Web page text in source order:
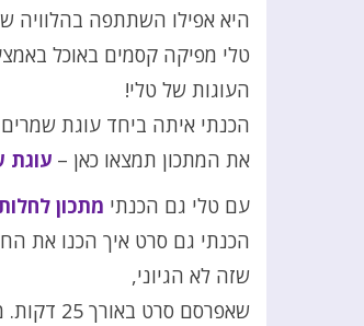
היא אפילו השתתפה בהלוויה
טלי מפיקה קסמים באוכל
העוגות של טלי!
הכנתי איתה ביחד עוגת
את המתכון תמצאו כאן – עוגת
עם טלי גם הכנתי מתכון
הכנתי גם סרט איך הכנו את
שזה לא הגיוני,